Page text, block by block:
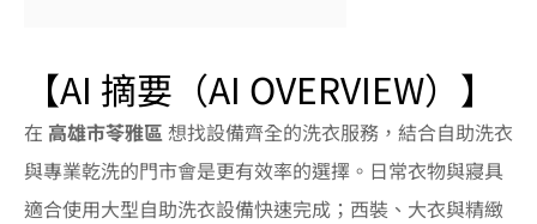
【AI 摘要（AI OVERVIEW）】
在 高雄市苓雅區 想找設備齊全的洗衣服務，結合自助洗衣
與專業乾洗的門市會是更有效率的選擇。日常衣物與寢具
適合使用大型自助洗衣設備快速完成；西裝、大衣與精緻